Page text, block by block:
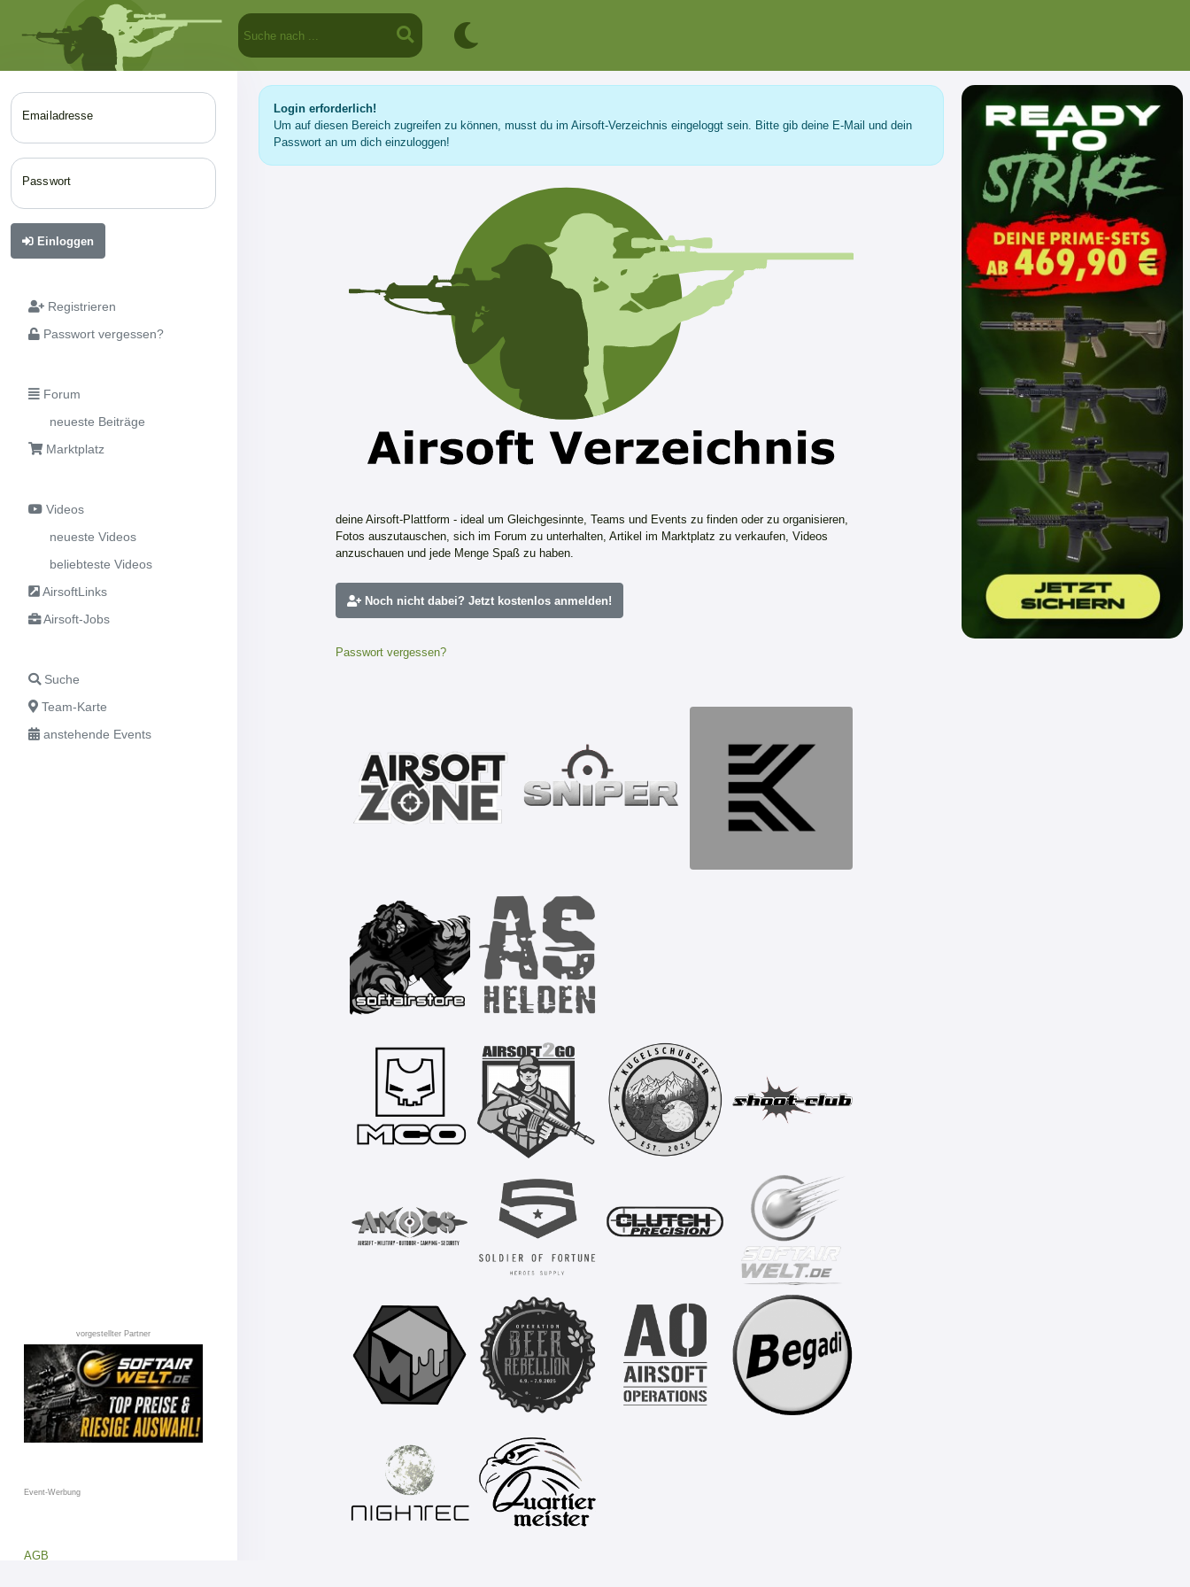
Emailadresse
Passwort
Einloggen
Registrieren
Passwort vergessen?
Forum
neueste Beiträge
Marktplatz
Videos
neueste Videos
beliebteste Videos
AirsoftLinks
Airsoft-Jobs
Suche
Team-Karte
anstehende Events
vorgestellter Partner
Event-Werbung
AGB
Login erforderlich!
Um auf diesen Bereich zugreifen zu können, musst du im Airsoft-Verzeichnis eingeloggt sein. Bitte gib deine E-Mail und dein
Passwort an um dich einzuloggen!
deine Airsoft-Plattform - ideal um Gleichgesinnte, Teams und Events zu finden oder zu organisieren,
Fotos auszutauschen, sich im Forum zu unterhalten, Artikel im Marktplatz zu verkaufen, Videos
anzuschauen und jede Menge Spaß zu haben.
Noch nicht dabei? Jetzt kostenlos anmelden!
Passwort vergessen?